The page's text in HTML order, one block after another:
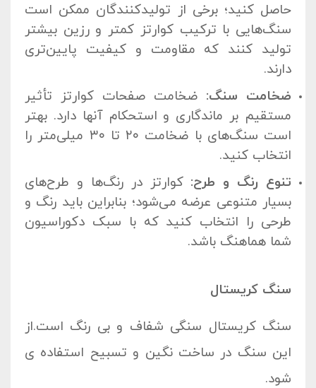
حاصل کنید؛ برخی از تولیدکنندگان ممکن است
سنگ‌هایی با ترکیب کوارتز کمتر و رزین بیشتر
تولید کنند که مقاومت و کیفیت پایین‌تری
دارند.
ضخامت سنگ: ضخامت صفحات کوارتز تأثیر
مستقیم بر ماندگاری و استحکام آنها دارد. بهتر
است سنگ‌های با ضخامت ۲۰ تا ۳۰ میلی‌متر را
انتخاب کنید.
تنوع رنگ و طرح: کوارتز در رنگ‌ها و طرح‌های
بسیار متنوعی عرضه می‌شود؛ بنابراین باید رنگ و
طرحی را انتخاب کنید که با سبک دکوراسیون
شما هماهنگ باشد.
سنگ کریستال
سنگ کریستال سنگی شفاف و بی رنگ است.از
این سنگ در ساخت نگین و تسبیح استفاده ی
شود.